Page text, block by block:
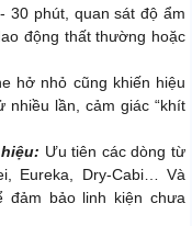
30 phút, quan sát độ ẩm
động thất thường hoặc
hở nhỏ cũng khiến hiệu
lần, cảm giác “khít
Ưu tiên các dòng từ
Eureka, Dry-Cabi… Và
bảo linh kiện chưa